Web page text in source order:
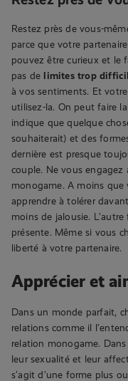
Restez près de vous-
parce que votre
pouvez être curieux et le
pas de limites trop
à vos sentiments. Et votre
utilisez-la. On peut faire
indique que quelque
souhaiterait) et des
dernière est presque
couple. Ne vous
monogame. A moins
apprendre à tolérer
moins de jalousie.
présente. Même si vous
liberté à votre partenaire.
Apprécier et
Dans un monde parfait,
relations comme il
relation monogame.
leur sexualité et leur
s’agit d’une forme plus